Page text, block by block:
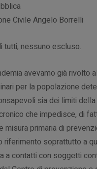
Civile Angelo Borrelli
tutti, nessuno escluso.
avevamo già
per la popolazione
sia dei limiti
che impedisce, di
misura primaria di
riferimento soprattutto a
contatti con soggetti